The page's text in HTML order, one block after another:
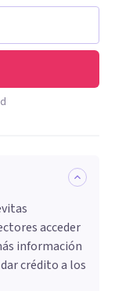
acceder
información
crédito a los